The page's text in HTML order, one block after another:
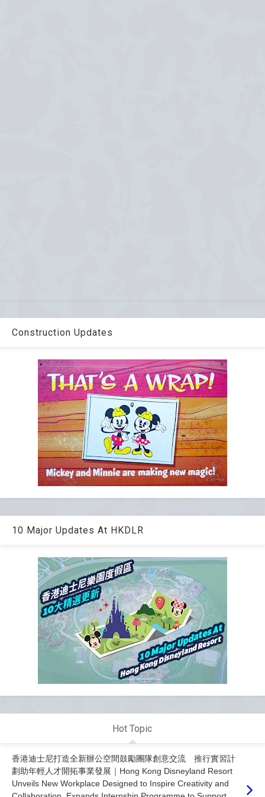
Construction Updates
10 Major Updates At HKDLR
Hot Topic
香港迪士尼打造全新辦公空間鼓勵團隊創意交流 推行實習計
劃助年輕人才開拓事業發展｜Hong Kong Disneyland Resort
Unveils New Workplace Designed to Inspire Creativity and